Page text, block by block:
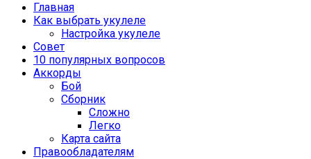
Главная
Как выбрать укулеле
Настройка укулеле
Совет
10 популярных вопросов
Аккорды
Бой
Сборник
Сложно
Легко
Карта сайта
Правообладателям